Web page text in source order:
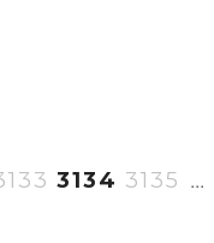
3134 3135 ...